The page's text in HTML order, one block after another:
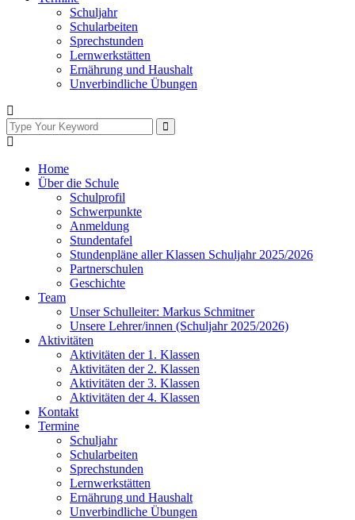
Schuljahr
Schularbeiten
Sprechstunden
Lernwerkstätten
Ernährung und Haushalt
Unverbindliche Übungen
Home
Über die Schule
Schulprofil
Schwerpunkte
Anmeldung
Stundentafel
Stundenpläne aller Klassen Schuljahr 2025/2026
Partnerschulen
Geschichte
Team
Unser Schulleiter: Markus Schmitner
Unsere Lehrer/innen (Schuljahr 2025/2026)
Aktivitäten
Aktivitäten der 1. Klassen
Aktivitäten der 2. Klassen
Aktivitäten der 3. Klassen
Aktivitäten der 4. Klassen
Kontakt
Termine
Schuljahr
Schularbeiten
Sprechstunden
Lernwerkstätten
Ernährung und Haushalt
Unverbindliche Übungen